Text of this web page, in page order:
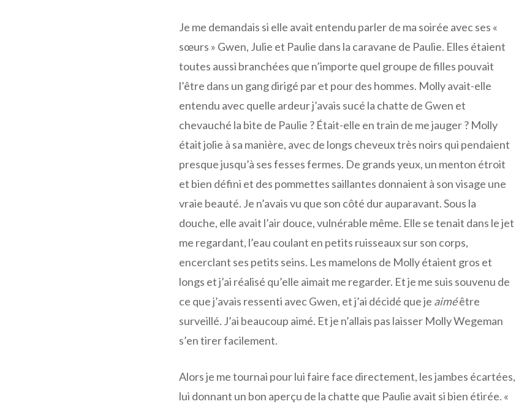
Je me demandais si elle avait entendu parler de ma soirée avec ses «
sœurs » Gwen, Julie et Paulie dans la caravane de Paulie. Elles étaient
toutes aussi branchées que n’importe quel groupe de filles pouvait
l’être dans un gang dirigé par et pour des hommes. Molly avait-elle
entendu avec quelle ardeur j’avais sucé la chatte de Gwen et
chevauché la bite de Paulie ? Était-elle en train de me jauger ? Molly
était jolie à sa manière, avec de longs cheveux très noirs qui pendaient
presque jusqu’à ses fesses fermes. De grands yeux, un menton étroit
et bien défini et des pommettes saillantes donnaient à son visage une
vraie beauté. Je n’avais vu que son côté dur auparavant. Sous la
douche, elle avait l’air douce, vulnérable même. Elle se tenait dans le jet
me regardant, l’eau coulant en petits ruisseaux sur son corps,
encerclant ses petits seins. Les mamelons de Molly étaient gros et
longs et j’ai réalisé qu’elle aimait me regarder. Et je me suis souvenu de
ce que j’avais ressenti avec Gwen, et j’ai décidé que je aiméêtre
surveillé. J’ai beaucoup aimé. Et je n’allais pas laisser Molly Wegeman
s’en tirer facilement.
Alors je me tournai pour lui faire face directement, les jambes écartées,
lui donnant un bon aperçu de la chatte que Paulie avait si bien étirée. «